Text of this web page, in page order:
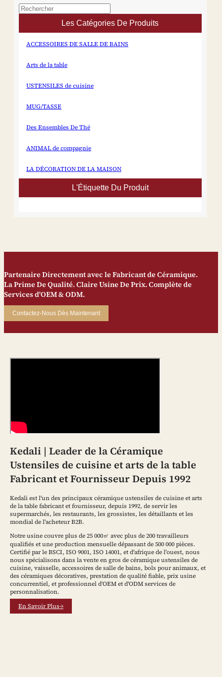
collections de tasses à café
et de tasses en céramique
Les Catégories De Produits
ACCESSOIRES DE SALLE DE BAINS
Arts de la table
USTENSILES de cuisine
MUG/TASSE
Des Ensembles De Thé
ANIMAL de compagnie
LA DÉCORATION DE LA MAISON
L'Étiquette Du Produit
Partenaire Directement avec le Fabricant de Céramique.
La Prime De Qualité. Claire Usine De Prix. Complète de
Services d'OEM & ODM.
Contactez-Nous Dès Maintenant
Kedali | Leader de la Céramique
Ustensiles de cuisine et arts de la table
Fabricant et Fournisseur Depuis 1992
Kedali est l'un des principaux céramique ustensiles de cuisine et arts
de la table fabricant et fournisseur, depuis 1992, de servir les
supermarchés, les restaurants, les grossistes, les détaillants et les
mondial de l'acheteur B2B.
Notre usine couvre plus de 25 000㎡ avec plus de 200 travailleurs
qualifiés et une production mensuelle dépassant de 500 000 pièces.
Certifié par le BSCI, ISO 9001, ISO 14001, et d'afrique de l'ouest, nous
nous spécialisons dans la vente en gros de céramique ustensiles de
cuisine, vaisselle, accessoires de salle de bains, bols pour animaux, et
des céramiques décoratives, prestation de qualité fiable, prix usine
concurrentiel, et professionnel d'OEM et d'ODM services de
personnalisation.
En Savoir Plus→